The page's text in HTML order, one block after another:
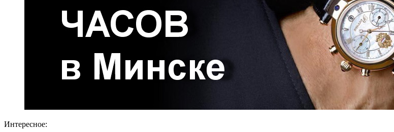
Интересное: